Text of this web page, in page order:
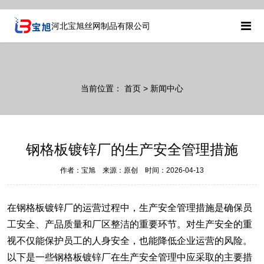
河北宝旭丝网制品有限公司
当前位置： 首页 > 新闻中心
钢格板镀锌厂的生产安全管理措施
作者：宝旭 来源：原创 时间：2026-04-13
在钢格板镀锌厂的运营过程中，生产安全管理措施是确保员
工安全、产品质量和厂区整洁的重要环节。对生产安全的重
视不仅能保护员工的人身安全，也能降低企业运营的风险。
以下是一些钢格板镀锌厂在生产安全管理中应采取的主要措